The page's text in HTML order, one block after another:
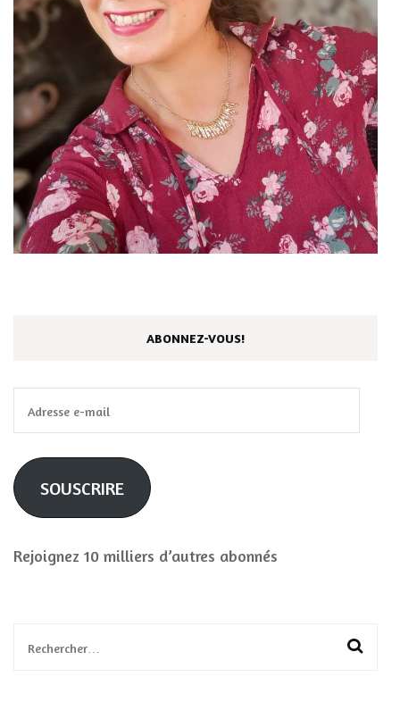
ABONNEZ-VOUS!
e-
mail
SOUSCRIRE
Rejoignez 10 milliers d’autres abonnés
Rechercher :